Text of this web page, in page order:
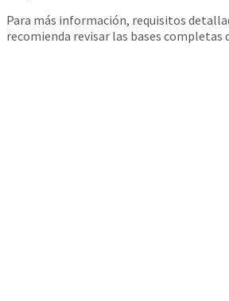
Para más información, requisitos
recomienda revisar las bases completas